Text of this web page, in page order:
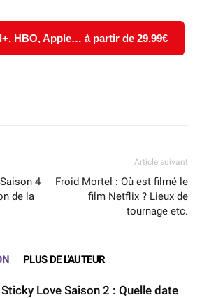
HBO, Apple… à partir de 29,99€
4
de la
Article suivant
Froid Mortel : Où est filmé le
film Netflix ? Lieux de
tournage etc.
PLUS DE L'AUTEUR
Love Saison 2 : Quelle date